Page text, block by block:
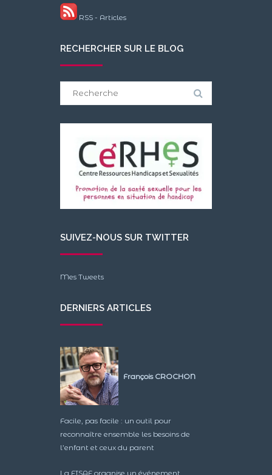
RSS - Articles
RECHERCHER SUR LE BLOG
SUIVEZ-NOUS SUR TWITTER
Mes Tweets
DERNIERS ARTICLES
François CROCHON
Facile, pas facile : un outil pour
reconnaître ensemble les besoins de
l’enfant et ceux du parent
La FISAF organise un événement